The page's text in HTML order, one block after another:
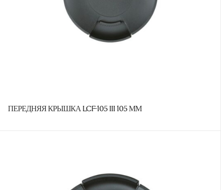
ПЕРЕДНЯЯ КРЫШКА LCF-105 III 105 ММ